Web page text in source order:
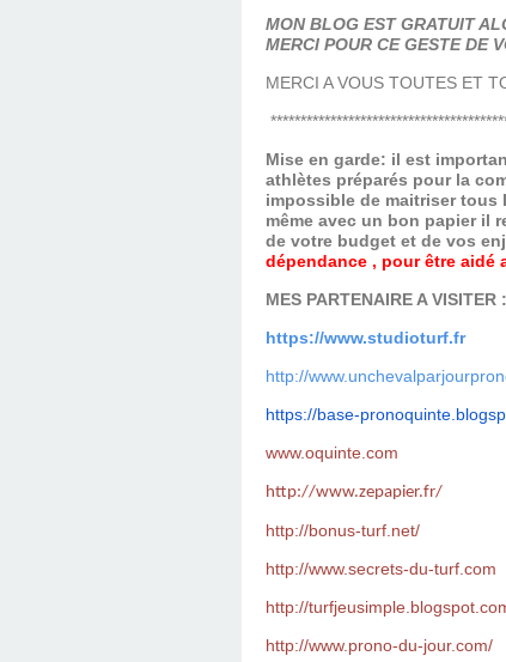
MON BLOG EST GRATUIT
MERCI POUR CE GESTE DE
MERCI A VOUS TOUTES ET
Mise en garde: il est
athlètes préparés pour la
impossible de maitriser
même avec un bon papier il
de votre budget et de vos
dépendance , pour être aidé
MES PARTENAIRE A VISITER :
https://www.studioturf.fr
http://
https://base-pronoquinte.
www.oquinte.com
http://www.zepapier.fr/
http://bonus-turf.net/
http://www.secrets-du-turf.com
http://
http://www.prono-du-jour.com/